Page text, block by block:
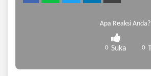
Apa Reaksi Anda?
0 Suka 0